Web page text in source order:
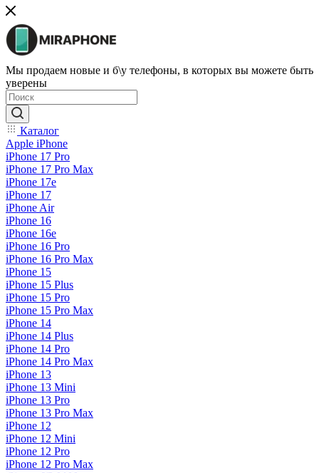
Мы продаем новые и б\у телефоны, в которых вы можете быть
уверены
Каталог
Apple iPhone
iPhone 17 Pro
iPhone 17 Pro Max
iPhone 17e
iPhone 17
iPhone Air
iPhone 16
iPhone 16e
iPhone 16 Pro
iPhone 16 Pro Max
iPhone 15
iPhone 15 Plus
iPhone 15 Pro
iPhone 15 Pro Max
iPhone 14
iPhone 14 Plus
iPhone 14 Pro
iPhone 14 Pro Max
iPhone 13
iPhone 13 Mini
iPhone 13 Pro
iPhone 13 Pro Max
iPhone 12
iPhone 12 Mini
iPhone 12 Pro
iPhone 12 Pro Max